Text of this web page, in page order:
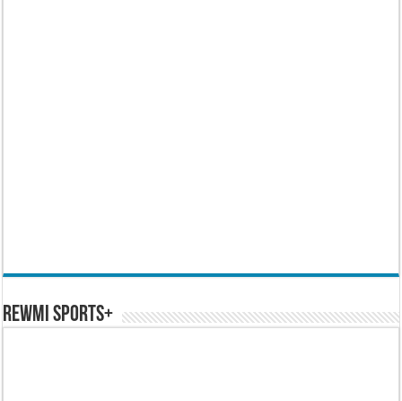
REWMI SPORTS+